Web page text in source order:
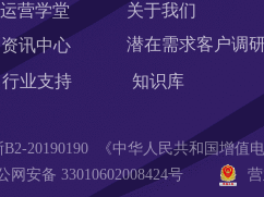
运营学堂
关于我们
资讯中心
行业支持
潜在需求客户调
网安备 33010602008424号
知识库
B2-20190190  《中华人民共和国增值